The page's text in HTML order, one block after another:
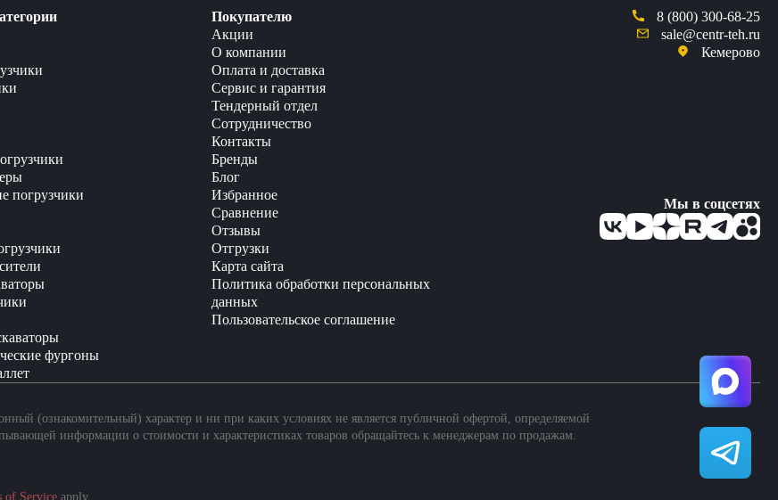
погрузчики
фургоны
Покупателю
Акции
О компании
Оплата и доставка
Сервис и гарантия
Тендерный отдел
Сотрудничество
Контакты
Бренды
Блог
Избранное
Сравнение
Отзывы
Отгрузки
Карта сайта
Политика обработки персональных
данных
Пользовательское соглашение
8 (800) 300-68-25
sale@centr-teh.ru
Кемерово
Мы в соцсетях
(ознакомительный) характер и ни при каких условиях не является публичной офертой, определяемой
информации о стоимости и характеристиках товаров обращайтесь к менеджерам по продажам.
of Service apply.